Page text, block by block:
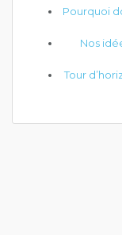
Pourquoi
Nos
Tour